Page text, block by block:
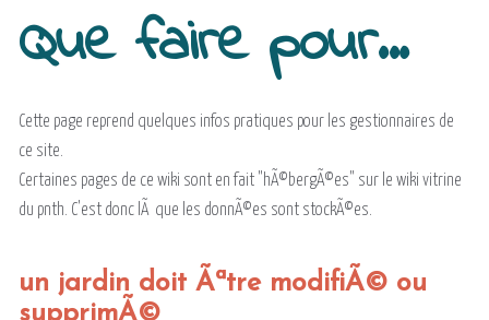
Que faire pour...
Cette page reprend quelques infos pratiques pour les gestionnaires de
ce site.
Certaines pages de ce wiki sont en fait "hÃ©bergÃ©es" sur le wiki vitrine
du pnth. C'est donc lÃ que les donnÃ©es sont stockÃ©es.
un jardin doit Ãªtre modifiÃ© ou
supprimÃ©